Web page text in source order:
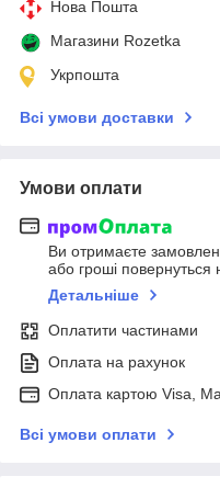
Нова Пошта
Магазини Rozetka
Укрпошта
Всі умови доставки
Умови оплати
Ви отримаєте
або гроші повернуться
Детальніше
Оплатити частинами
Оплата на рахунок
Оплата картою Visa,
Всі умови оплати